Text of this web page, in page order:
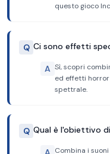
questo gioco
Q Ci sono effetti
A Sì, scopri
ed effetti
spettrale.
Q Qual è l'obiettivo
Combina i